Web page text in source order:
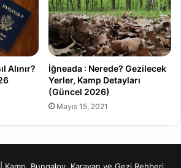
Alınır?
İğneada : Nerede? Gezilecek
Yerler, Kamp Detayları
(Güncel 2026)
Mayıs 15, 2021
Kamp, Bungalov, Karavan ve Gezi Rehberi